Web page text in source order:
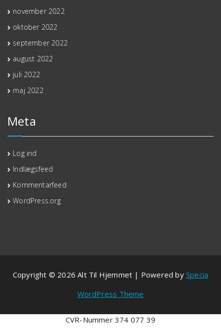
november 2022
oktober 2022
september 2022
august 2022
juli 2022
maj 2022
Meta
Log ind
Indlægsfeed
Kommentarfeed
WordPress.org
Copyright © 2026 Alt Til Hjemmet | Powered by Specia
WordPress Theme
CVR-Nummer 374 077 39